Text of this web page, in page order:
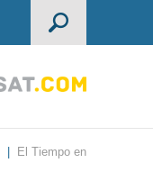
El Tiempo en